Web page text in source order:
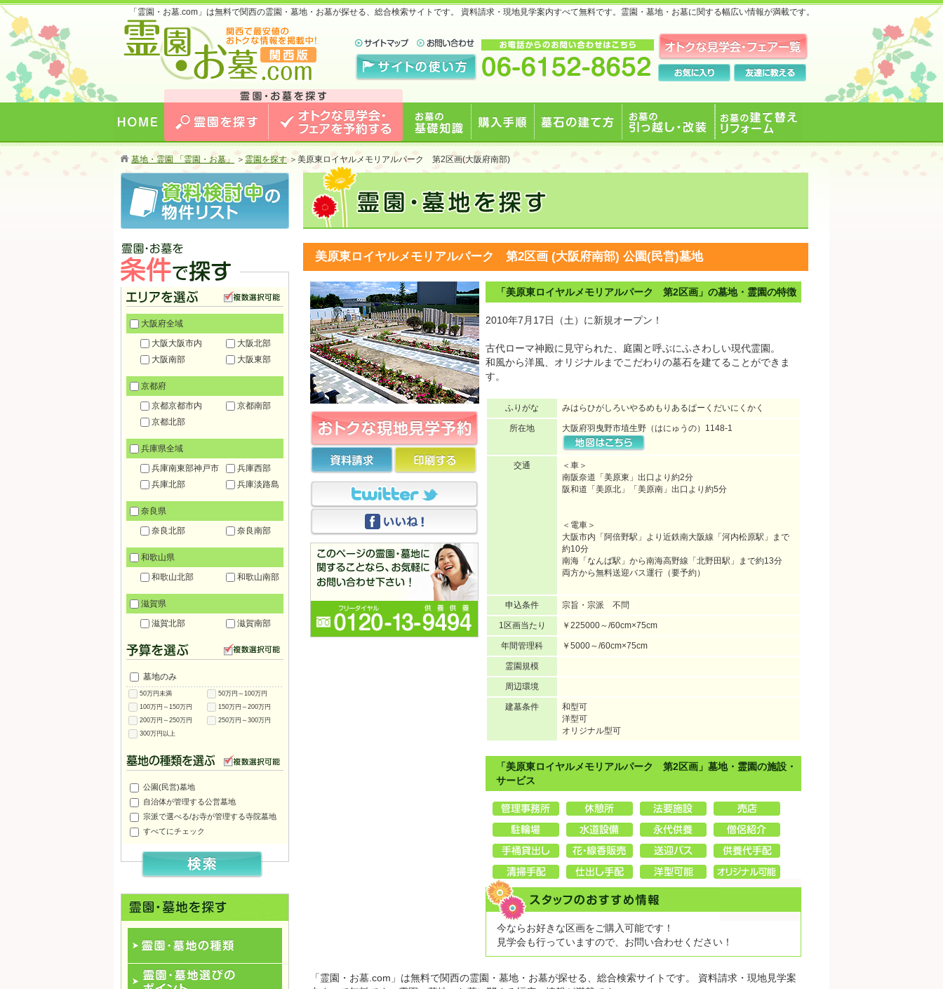
「霊園・お墓.com」は無料で関西の霊園・墓地・お墓が探せる、総合検索サイトです。 資料請求・現地見学案内すべて無料です。霊園・墓地・お墓に関する幅広い情報が満載です。
お墓のことなら霊園・お墓.com 関西版 関西で
最安値のおトクな情報を掲載中！
する
墓地・霊園 「霊園・お墓」 ＞ 霊園を探す ＞ 美原東ロイヤルメモリアルパーク 第2区画(大阪府南部)
美原東ロイヤルメモリアルパーク 第2区画 (大阪府南部) 公園(民営)墓地
「美原東ロイヤルメモリアルパーク 第2区画」の墓地・霊園の特徴
2010年7月17日（土）に新規オープン！
古代ローマ神殿に見守られた、庭園と呼ぶにふさわしい現代霊園。
和風から洋風、オリジナルまでこだわりの墓石を建てることができま
す。
ふりがな みはらひがしろいやるめもりあるぱーくだいにくかく
所在地 大阪府羽曳野市埴生野（はにゅうの）1148-1
交通
＜車＞
南阪奈道「美原東」出口より約2分
阪和道「美原北」「美原南」出口より約5分
＜電車＞
大阪市内「阿倍野駅」より近鉄南大阪線「河内松原駅」まで
約10分
南海「なんば駅」から南海高野線「北野田駅」まで約13分
両方から無料送迎バス運行（要予約）
申込条件 宗旨・宗派 不問
1区画当たり ￥225000～/60cm×75cm
年間管理科 ￥5000～/60cm×75cm
霊園規模
周辺環境
建墓条件
和型可
洋型可
オリジナル型可
「美原東ロイヤルメモリアルパーク 第2区画」墓地・霊園の施設・
サービス
今ならお好きな区画をご購入可能です！
見学会も行っていますので、お問い合わせください！
「霊園・お墓.com」は無料で関西の霊園・墓地・お墓が探せる、総合検索サイトです。 資料請求・現地見学案
霊園・お墓を条件で探す
大阪府全域
大阪大阪市内
大阪北部
大阪南部
大阪東部
京都府
京都京都市内
京都南部
京都北部
兵庫県全域
兵庫南東部神戸市
兵庫西部
兵庫北部
兵庫淡路島
奈良県
奈良北部
奈良南部
和歌山県
和歌山北部
和歌山南部
滋賀県
滋賀北部
滋賀南部
墓地のみ
50万円未満
50万円～100万円
100万円～150万円
150万円～200万円
200万円～250万円
250万円～300万円
300万円以上
公園(民営)墓地
自治体が管理する公営墓地
宗派で選べる/お寺が管理する寺院墓地
すべてにチェック
霊園･墓地の種類